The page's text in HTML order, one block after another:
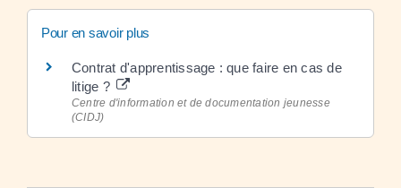
Pour en savoir plus
Contrat d'apprentissage : que faire en cas de
litige ?
Centre d'information et de documentation jeunesse
(CIDJ)